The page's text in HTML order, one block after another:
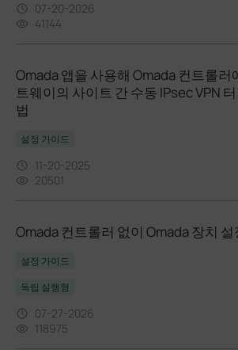
07-20-2026
41144
Omada 앱을 사용해 Omada 컨트롤러
트웨이의 사이트 간 수동 IPsec VPN
법
설정 가이드
11-20-2025
20501
Omada 컨트롤러 없이 Omada 장치 설
설정 가이드
독립 실행형
07-27-2026
118975